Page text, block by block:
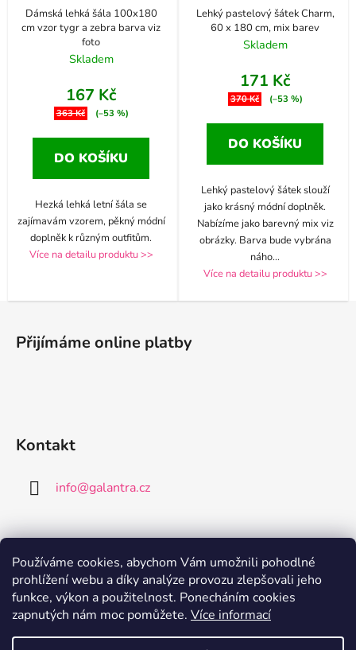
Používáme cookies, abychom Vám umožnili pohodlné
prohlížení webu a díky analýze provozu zlepšovali jeho
funkce, výkon a použitelnost. Ponecháním cookies
zapnutých nám moc pomůžete. Více informací
Dámská lehká šála 100x180
cm vzor tygr a zebra barva viz
foto
Skladem
167 Kč
363 Kč (–53 %)
DO KOŠÍKU
Hezká lehká letní šála se
zajímavám vzorem, pěkný módní
doplněk k různým outfitům.
Více na detailu produktu >>
Lehký pastelový šátek Charm,
60 x 180 cm, mix barev
Skladem
171 Kč
370 Kč (–53 %)
DO KOŠÍKU
Lehký pastelový šátek slouží
jako krásný módní doplněk.
Nabízíme jako barevný mix viz
obrázky. Barva bude vybrána
náho...
Více na detailu produktu >>
Z
Přijímáme online platby
Kontakt
info@galantra.cz
Nákupní košík
0KS /0 KČ